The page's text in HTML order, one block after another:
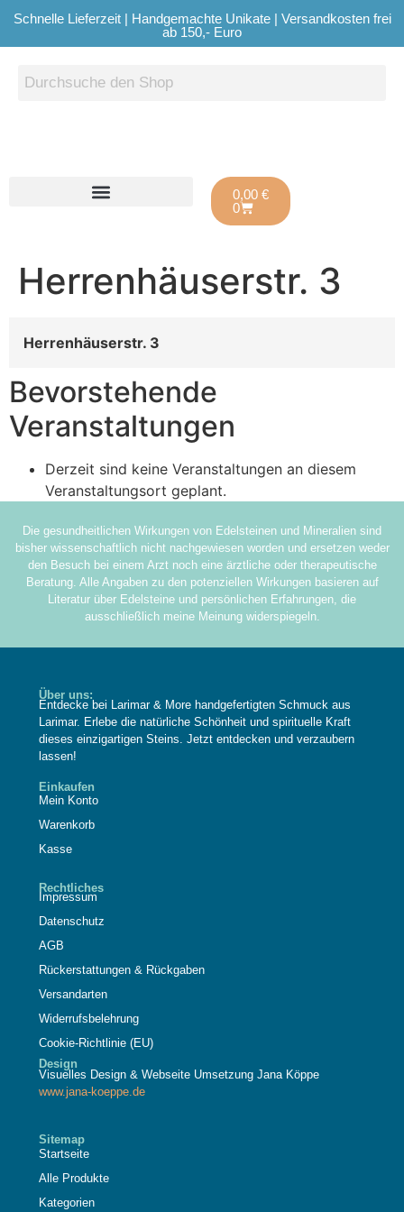
Schnelle Lieferzeit | Handgemachte Unikate | Versandkosten frei
ab 150,- Euro
0,00 €
0
Herrenhäuserstr. 3
Herrenhäuserstr. 3
Bevorstehende
Veranstaltungen
Derzeit sind keine Veranstaltungen an diesem
Veranstaltungsort geplant.
Die gesundheitlichen Wirkungen von Edelsteinen und Mineralien sind
bisher wissenschaftlich nicht nachgewiesen worden und ersetzen weder
den Besuch bei einem Arzt noch eine ärztliche oder therapeutische
Beratung. Alle Angaben zu den potenziellen Wirkungen basieren auf
Literatur über Edelsteine und persönlichen Erfahrungen, die
ausschließlich meine Meinung widerspiegeln.
Über uns:
Entdecke bei Larimar & More handgefertigten Schmuck aus
Larimar. Erlebe die natürliche Schönheit und spirituelle Kraft
dieses einzigartigen Steins. Jetzt entdecken und verzaubern
lassen!
Einkaufen
Mein Konto
Warenkorb
Kasse
Rechtliches
Impressum
Datenschutz
AGB
Rückerstattungen & Rückgaben
Versandarten
Widerrufsbelehrung
Cookie-Richtlinie (EU)
Design
Visuelles Design & Webseite Umsetzung Jana Köppe
www.jana-koeppe.de
Sitemap
Startseite
Alle Produkte
Kategorien